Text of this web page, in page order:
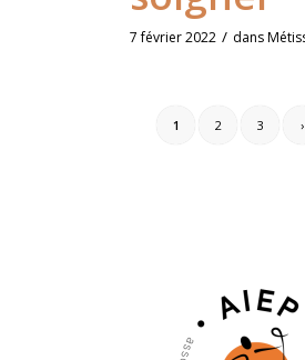
7 février 2022 / dans
1 2 3 ›